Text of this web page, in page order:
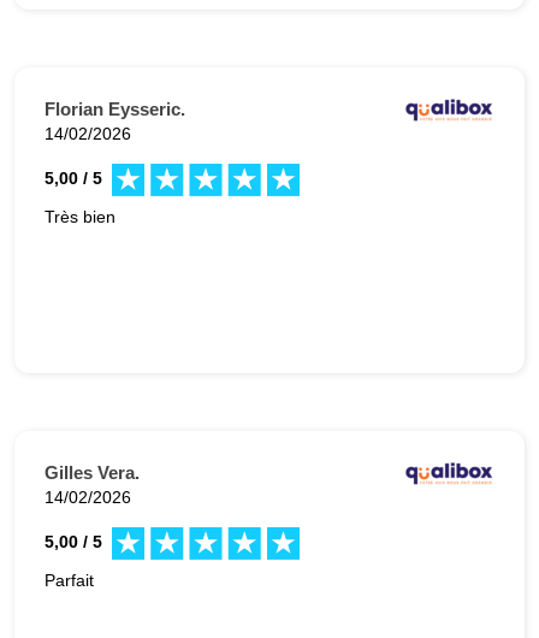
Florian Eysseric.
14/02/2026
5,00 / 5
Très bien
Gilles Vera.
14/02/2026
5,00 / 5
Parfait